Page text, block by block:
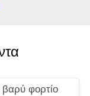
φορτίο